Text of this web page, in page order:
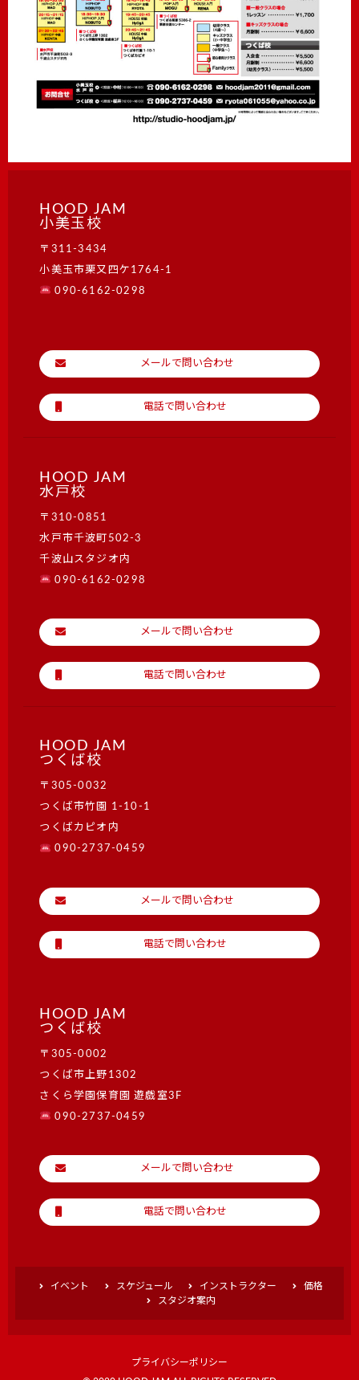
HOOD JAM
小美玉校
〒311-3434
小美玉市栗又四ケ1764-1
090-6162-0298
メールで問い合わせ
電話で問い合わせ
HOOD JAM
水戸校
〒310-0851
水戸市千波町502-3
千波山スタジオ内
090-6162-0298
メールで問い合わせ
電話で問い合わせ
HOOD JAM
つくば校
〒305-0032
つくば市竹園 1-10-1
つくばカピオ内
090-2737-0459
メールで問い合わせ
電話で問い合わせ
HOOD JAM
つくば校
〒305-0002
つくば市上野1302
さくら学園保育園 遊戯室3F
090-2737-0459
メールで問い合わせ
電話で問い合わせ
イベント スケジュール インストラクター
価格
スタジオ案内
プライバシーポリシー